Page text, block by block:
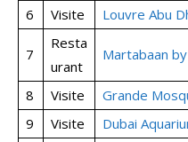
6
Visite Louvre Abu
7
Resta
urant
Martabaan
8 Visite
Grande
9
Visite
Dubai